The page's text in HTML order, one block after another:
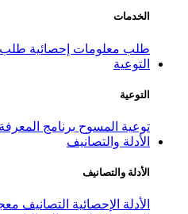
الخدمات
طلب معلومات إحصائية طلب
التوعية
التوعية
توعية المسوح برنامج
الأدلة والتصانيف
الأدلة والتصانيف
الأدلة الإحصائية التصانيف